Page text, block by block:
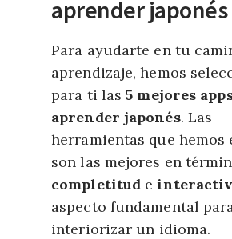
que se usa para contar
personas, animales y
otras categorías
lugar de usar
números, en japonés se
añadir palabras
indican el “tipo” de
está contando.
Por darte una idea, el
honse utiliza para
aprender japonés
Para ayudarte en tu
aprendizaje, hemos
para ti las5 mejores
aprender japonés. Las
herramientas que hemos
son las mejores en
completitud e
aspecto fundamental
interiorizar un idioma.